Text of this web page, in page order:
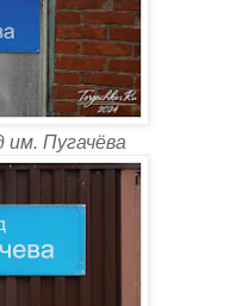
им. Пугачёва